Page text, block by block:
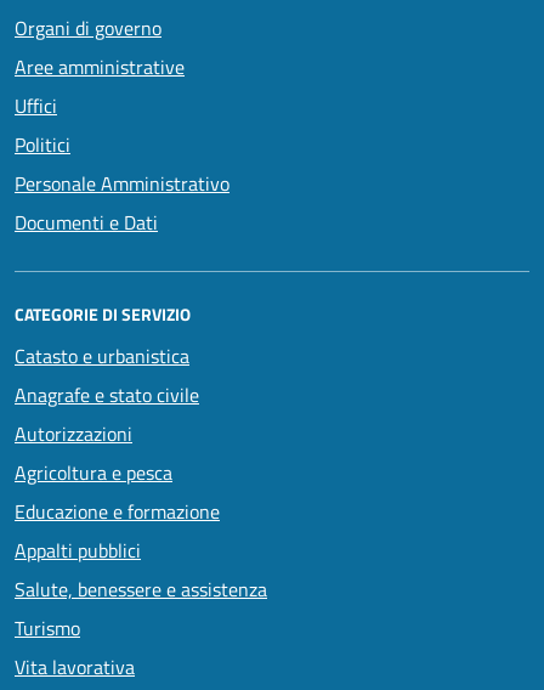
Organi di governo
Aree amministrative
Uffici
Politici
Personale Amministrativo
Documenti e Dati
CATEGORIE DI SERVIZIO
Catasto e urbanistica
Anagrafe e stato civile
Autorizzazioni
Agricoltura e pesca
Educazione e formazione
Appalti pubblici
Salute, benessere e assistenza
Turismo
Vita lavorativa